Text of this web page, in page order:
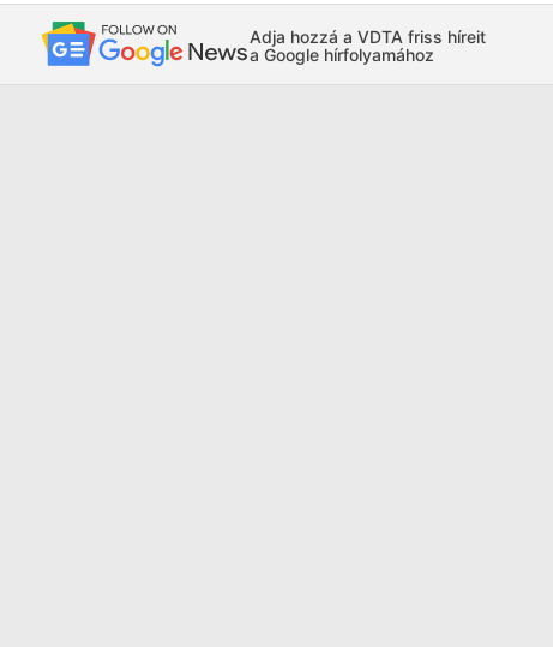
Adja hozzá a VDTA friss híreit
a Google hírfolyamához